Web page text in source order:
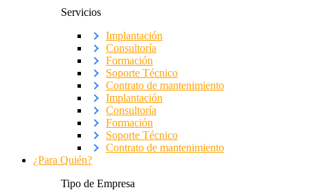
Servicios
Implantación
Consultoría
Formación
Soporte Técnico
Contrato de mantenimiento
Implantación
Consultoría
Formación
Soporte Técnico
Contrato de mantenimiento
¿Para Quién?
Tipo de Empresa